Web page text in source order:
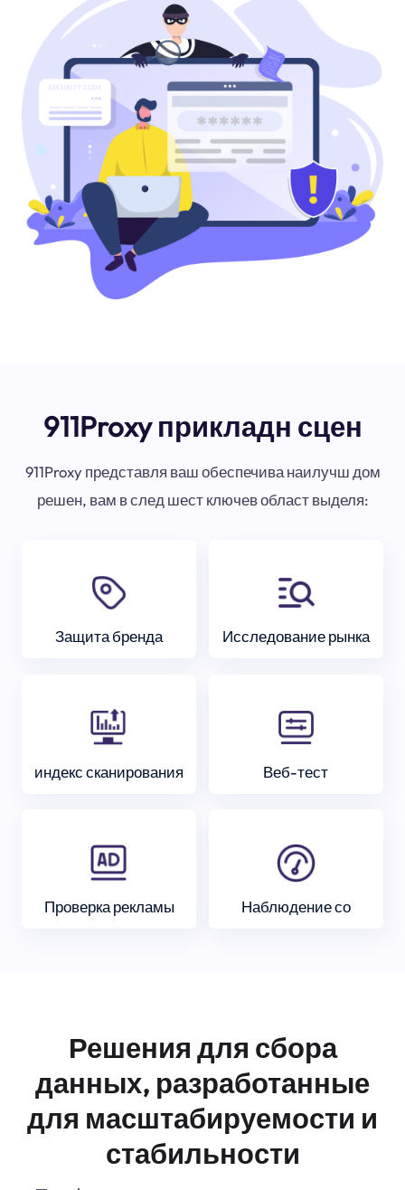
911Proxy прикладн сцен
911Proxy представля ваш обеспечива наилучш дом
решен, вам в след шест ключев област выделя:
Защита бренда Исследование рынка
индекс сканирования Веб-тест
Проверка рекламы Наблюдение со
Решения для сбора
данных, разработанные
для масштабируемости и
стабильности